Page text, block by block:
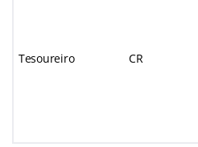
Tesoureiro CR